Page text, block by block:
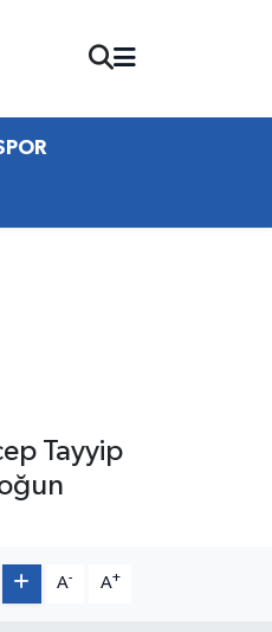
Tayyip
A- A+